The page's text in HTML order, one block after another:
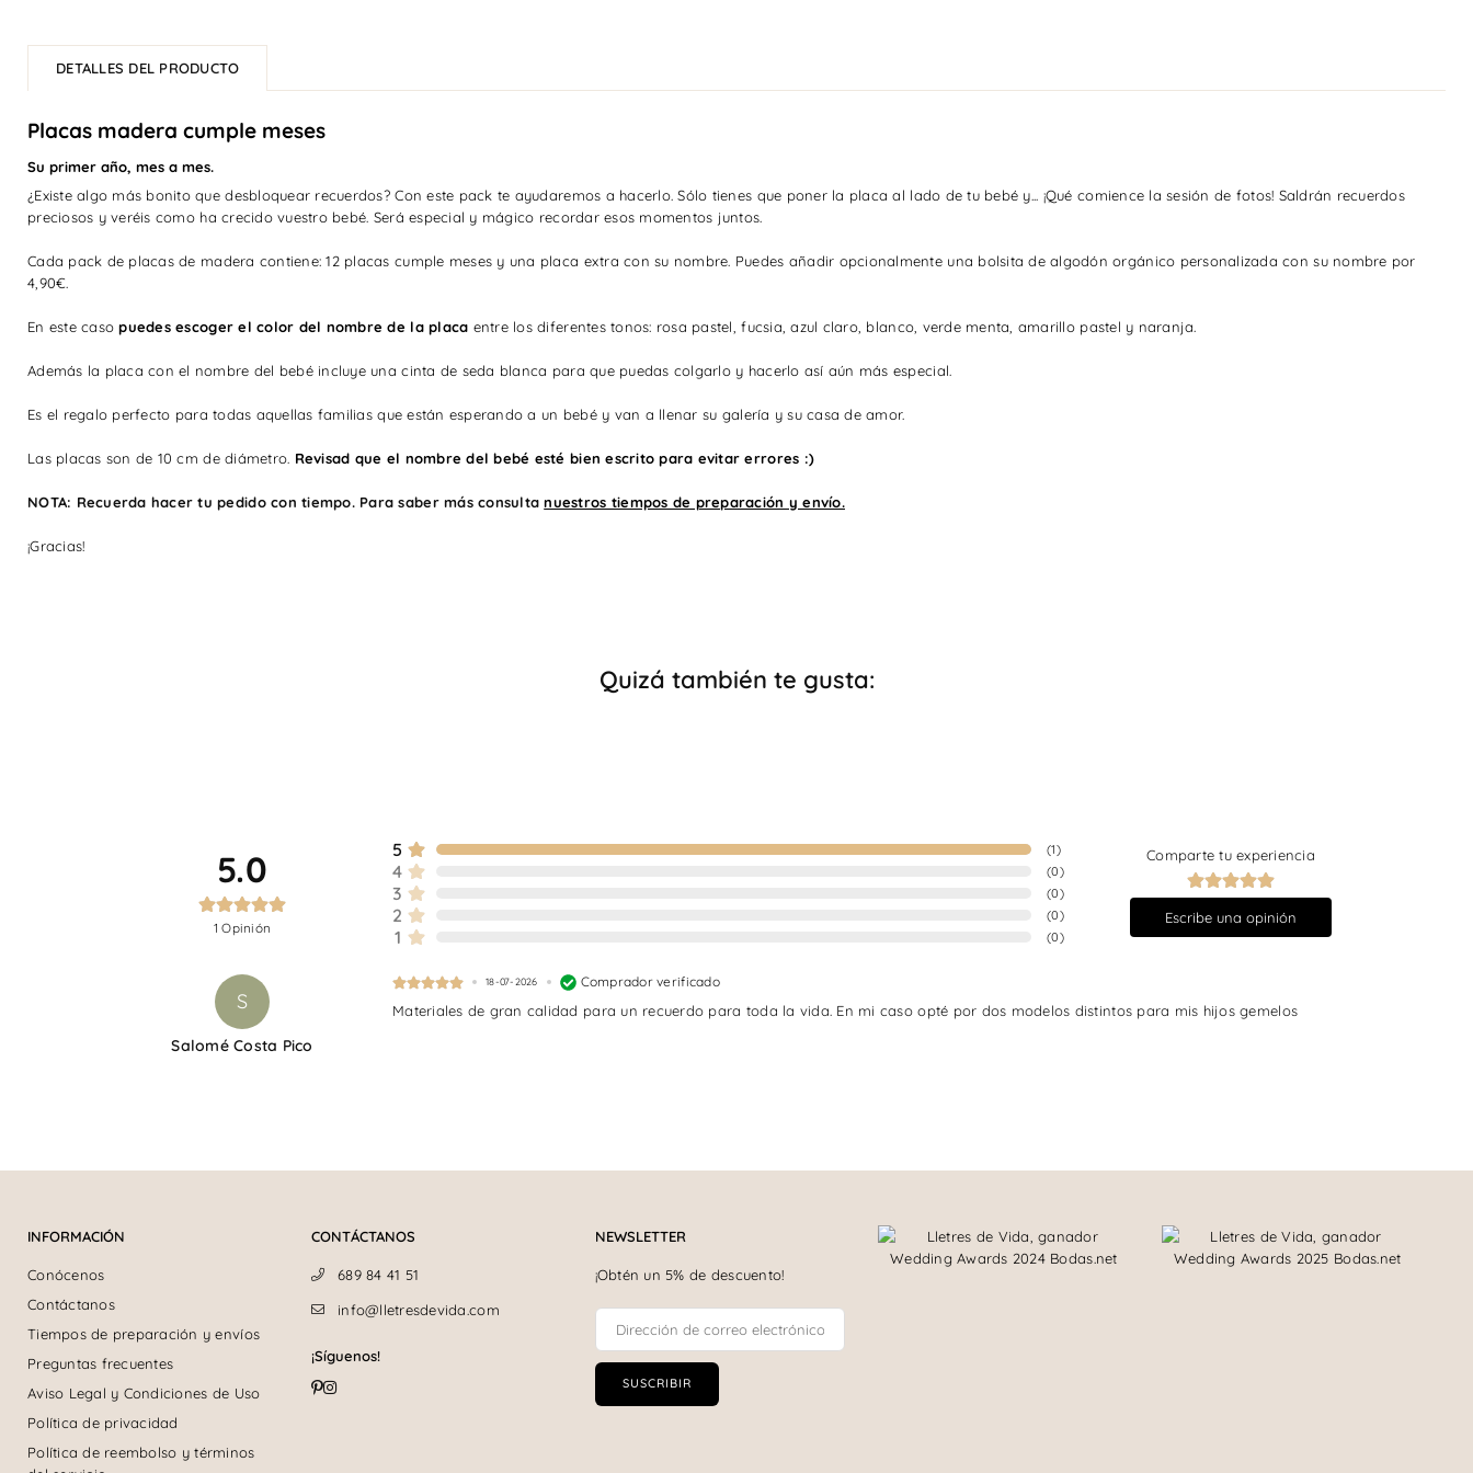
-
-
DETALLES DEL PRODUCTO
Placas madera cumple meses
Su primer año, mes a mes.
¿Existe algo más bonito que desbloquear recuerdos?Con este pack te ayudaremos a hacerlo.Sólo tienes que poner la placa al lado de tu bebé y... ¡Qué comience la sesión de fotos! Saldrán recuerdos
preciosos y veréis como ha crecido vuestro bebé. Será especial y mágico recordar esos momentos juntos.
Cada pack de placas de madera contiene: 12 placas cumple meses y una placa extra con su nombre. Puedes añadir opcionalmente una bolsita de algodón orgánico personalizada con su nombre por
4,90€.
En este casopuedes escoger el color del nombre de la placa entre los diferentes tonos: rosa pastel, fucsia, azul claro, blanco, verde menta, amarillo pastel y naranja.
Además la placa con el nombre del bebé incluye una cinta de seda blanca para que puedas colgarlo y hacerlo así aún más especial.
Es el regalo perfecto para todas aquellas familias que están esperando a un bebé y van a llenar su galería y su casa de amor.
Las placas son de 10 cm de diámetro. Revisad que el nombre del bebé esté bien escrito para evitar errores :)
NOTA: Recuerda hacer tu pedido con tiempo. Para saber más consultanuestros tiempos de preparación y envío.
¡Gracias!
Quizá también te gusta:
5.0
1 Opinión
5 (1)
4 (0)
3 (0)
2 (0)
1 (0)
Comparte tu experiencia
Escribe una opinión
S
Salomé Costa Pico
18-07-2026 Comprador verificado
Materiales de gran calidad para un recuerdo para toda la vida. En mi caso opté por dos modelos distintos para mis hijos gemelos
INFORMACIÓN
Conócenos
Contáctanos
Tiempos de preparación y envíos
Preguntas frecuentes
Aviso Legal y Condiciones de Uso
Política de privacidad
Política de reembolso y términos
CONTÁCTANOS
689 84 41 51
info@lletresdevida.com
¡Síguenos!
Pinterest
Instagram
NEWSLETTER
¡Obtén un 5% de descuento!
SUSCRIBIR